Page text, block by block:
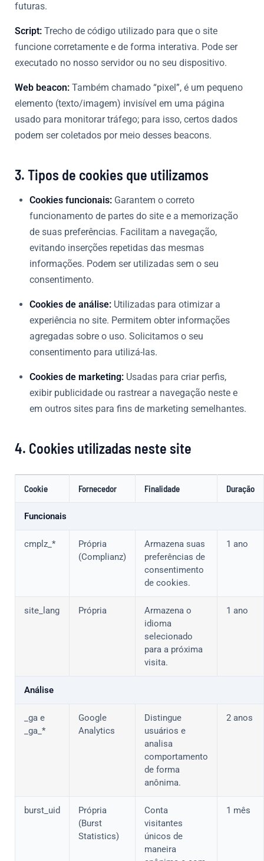
futuras.
Script: Trecho de código utilizado para que o site
funcione corretamente e de forma interativa. Pode ser
executado no nosso servidor ou no seu dispositivo.
Web beacon: Também chamado “pixel”, é um pequeno
elemento (texto/imagem) invisível em uma página
usado para monitorar tráfego; para isso, certos dados
podem ser coletados por meio desses beacons.
3. Tipos de cookies que utilizamos
Cookies funcionais: Garantem o correto
funcionamento de partes do site e a memorização
de suas preferências. Facilitam a navegação,
evitando inserções repetidas das mesmas
informações. Podem ser utilizadas sem o seu
consentimento.
Cookies de análise: Utilizadas para otimizar a
experiência no site. Permitem obter informações
agregadas sobre o uso. Solicitamos o seu
consentimento para utilizá-las.
Cookies de marketing: Usadas para criar perfis,
exibir publicidade ou rastrear a navegação neste e
em outros sites para fins de marketing semelhantes.
4. Cookies utilizadas neste site
Cookie Fornecedor Finalidade Duração
Funcionais
cmplz_*
Própria
(Complianz)
Armazena suas
preferências de
consentimento
de cookies.
1 ano
site_lang Própria
Armazena o
idioma
selecionado
para a próxima
visita.
1 ano
Análise
_ga e
_ga_*
Google
Analytics
Distingue
usuários e
analisa
comportamento
de forma
anônima.
2 anos
burst_uid
Própria
(Burst
Statistics)
Conta
visitantes
únicos de
maneira
1 mês